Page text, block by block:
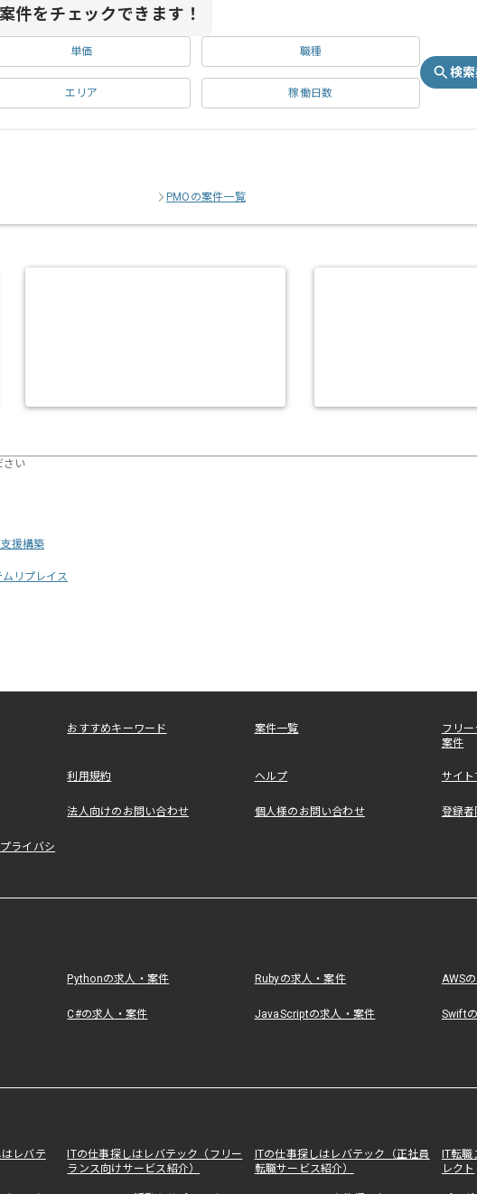
件をチェックできます！
単価 職種
エリア 稼働日数
検
PMOの案件一覧
さい
援構築
ムリプレイス
おすすめキーワード 案件一覧
フリ
案件
利用規約 ヘルプ サイ
法人向けのお問い合わせ 個人様のお問い合わせ 登録者
ライバシ
Pythonの求人・案件 Rubyの求人・案件 AWS
C#の求人・案件 JavaScriptの求人・案件 Swift
レバテ
ITの仕事探しはレバテック（フリー
ランス向けサービス紹介）
ITの仕事探しはレバテック（正社員
転職サービス紹介）
IT転
レクト